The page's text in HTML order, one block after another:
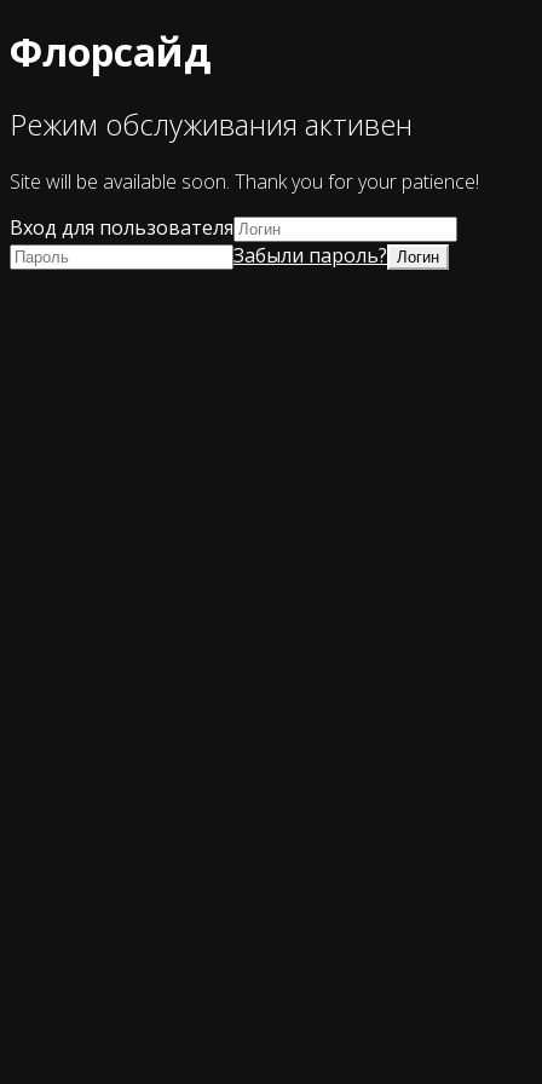
Флорсайд
Режим обслуживания активен
Site will be available soon. Thank you for your patience!
Вход для пользователя
Забыли пароль?